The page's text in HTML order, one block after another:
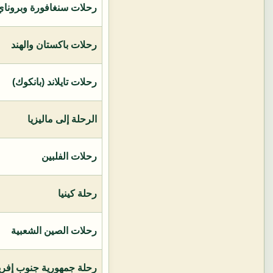
رحلات سنغافورة
رحلات باكستان والهند
رحلات تايلاند (بانكوك)
الرحلة إلى ماليزيا
رحلات الفلبين
رحلة كينيا
رحلات الصين الشعبية
رحلة جمهورية جنوب